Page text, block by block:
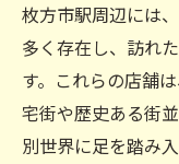
食材の
地元の魚
枚方市駅
新鮮食材
枚方市駅周辺には
多く存在し、訪れ
す。これらの店舗
宅街や歴史ある街
別世界に足を踏み